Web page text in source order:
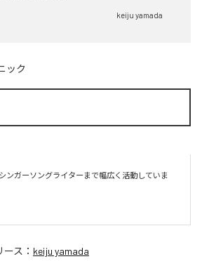
keiju yamada
ック
ンガーソングライターまで幅広く活動していま
ス： keiju yamada